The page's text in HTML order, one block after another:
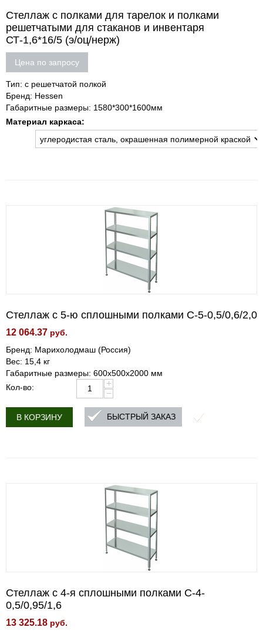
Стеллаж с полками для тарелок и полками
решетчатыми для стаканов и инвентаря
СТ-1,6*16/5 (э/оц/нерж)
Цена по запросу
Тип: с решетчатой полкой
Бренд: Hessen
Габаритные размеры: 1580*300*1600мм
Материал каркаса:
Стеллаж с 5-ю сплошными полками С-5-0,5/0,6/2,0
12 064.37 руб.
Бренд: Марихолодмаш (Россия)
Вес: 15,4 кг
Габаритные размеры: 600х500х2000 мм
Кол-во:
+
−
В КОРЗИНУ БЫСТРЫЙ ЗАКАЗ
Стеллаж с 4-я сплошными полками С-4-
0,5/0,95/1,6
13 325.18 руб.